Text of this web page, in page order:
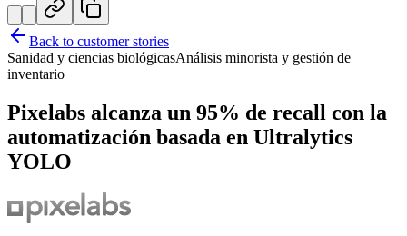
Back to customer stories
Sanidad y ciencias biológicasAnálisis minorista y gestión de
inventario
Pixelabs alcanza un 95% de recall con la
automatización basada en Ultralytics
YOLO